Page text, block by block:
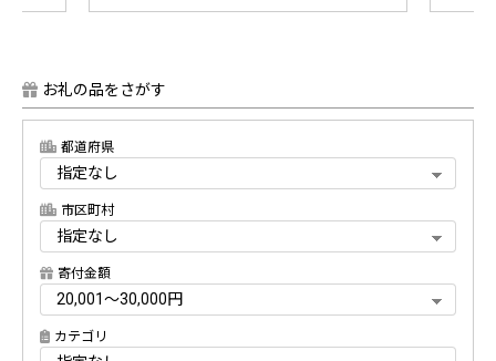
お礼の品をさがす
都道府県
市区町村
寄付金額
カテゴリ